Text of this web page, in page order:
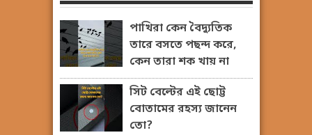
পাখিরা কেন বৈদ্যুতিক
তারে বসতে পছন্দ করে,
কেন তারা শক খায় না
সিট বেল্টের এই ছোট্ট
বোতামের রহস্য জানেন
তো?